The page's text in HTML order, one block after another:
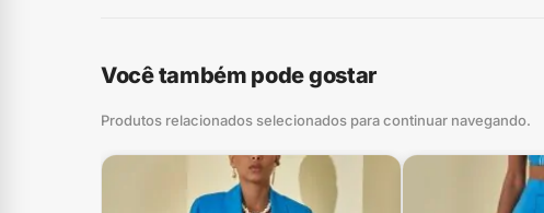
Você também pode gostar
Produtos relacionados selecionados para continuar navegando.